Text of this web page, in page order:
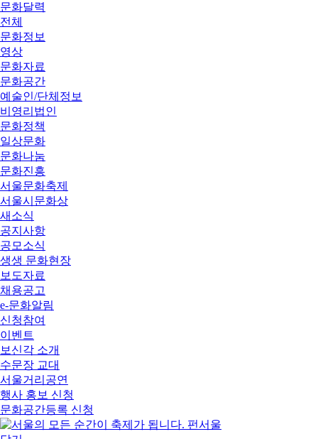
문화달력
전체
문화정보
영상
문화자료
문화공간
예술인/단체정보
비영리법인
문화정책
일상문화
문화나눔
문화진흥
서울문화축제
서울시문화상
새소식
공지사항
공모소식
생생 문화현장
보도자료
채용공고
e-문화알림
신청참여
이벤트
보신각 소개
수문장 교대
서울거리공연
행사 홍보 신청
문화공간등록 신청